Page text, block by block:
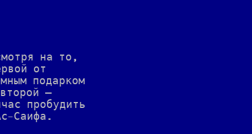
на то,
от
подарком
—
пробудить
Саифа.